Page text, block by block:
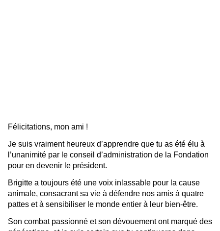
Félicitations, mon ami !
Je suis vraiment heureux d’apprendre que tu as été élu à
l’unanimité par le conseil d’administration de la Fondation
pour en devenir le président.
Brigitte a toujours été une voix inlassable pour la cause
animale, consacrant sa vie à défendre nos amis à quatre
pattes et à sensibiliser le monde entier à leur bien-être.
Son combat passionné et son dévouement ont marqué des